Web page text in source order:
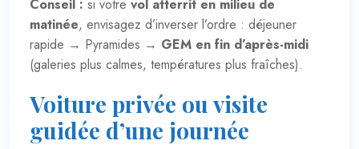
Conseil : si votre vol atterrit en milieu de
matinée, envisagez d’inverser l’ordre : déjeuner
rapide → Pyramides → GEM en fin d’après-midi
(galeries plus calmes, températures plus fraîches).
Voiture privée ou visite
guidée d’une journée